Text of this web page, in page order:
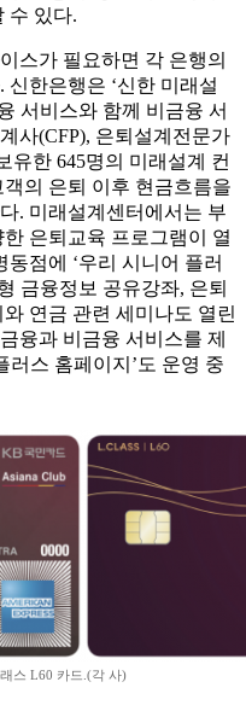
수 있다.
스가 필요하면 각 은행의
한은행은 ‘신한 미래설
서비스와 함께 비금융 서
사(CFP), 은퇴설계전문가
유한 645명의 미래설계 컨
의 은퇴 이후 현금흐름을
. 미래설계센터에서는 부
은퇴교육 프로그램이 열
점에 ‘우리 시니어 플러
금융정보 공유강좌, 은퇴
연금 관련 세미나도 열린
융과 비금융 서비스를 제
러스 홈페이지’도 운영 중
스 L60 카드.(각 사)